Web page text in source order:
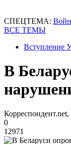
СПЕЦТЕМА:
ВСЕ ТЕМЫ
Вступление
В
0
12971